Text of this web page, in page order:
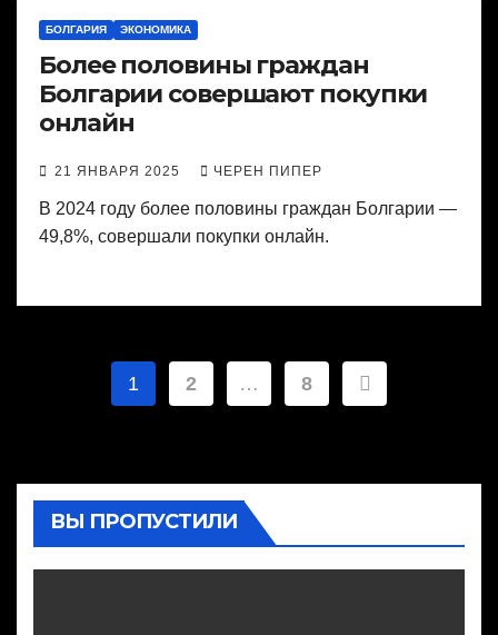
БОЛГАРИЯ ЭКОНОМИКА
Более половины граждан
Болгарии совершают покупки
онлайн
21 ЯНВАРЯ 2025 ЧЕРЕН ПИПЕР
В 2024 году более половины граждан Болгарии —
49,8%, совершали покупки онлайн.
Пагинация
1 2 … 8
ВЫ ПРОПУСТИЛИ